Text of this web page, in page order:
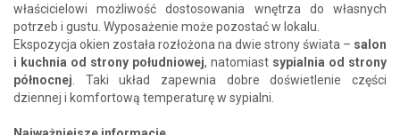
właścicielowi możliwość dostosowania wnętrza do własnych
potrzeb i gustu. Wyposażenie może pozostać w lokalu.
Ekspozycja okien została rozłożona na dwie strony świata – salon
i kuchnia od strony południowej, natomiast sypialnia od strony
północnej . Taki układ zapewnia dobre doświetlenie części
dziennej i komfortową temperaturę w sypialni.